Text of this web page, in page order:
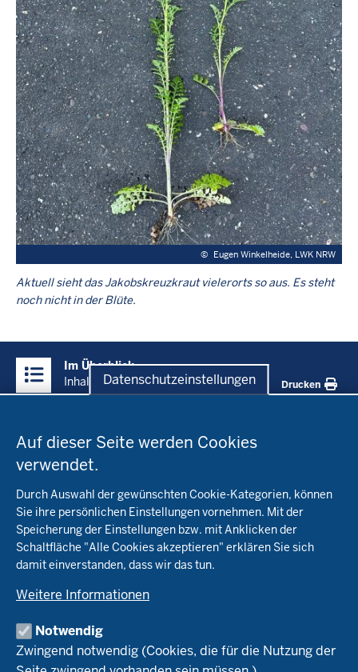
Datenschutzeinstellungen
Auf dieser Seite werden Cookies
verwendet.
Durch Auswahl der gewünschten Cookie-Kategorien, können
Sie ihre persönlichen Einstellungen vornehmen. Mit der
Speicherung der Einstellungen bzw. mit Anklicken der
Schaltfläche "Alle Cookies akzeptieren" erklären Sie sich
damit einverstanden, dass wir das tun.
Weitere Informationen
Notwendig
Zwingend notwendig (Cookies, die für die Nutzung der
© Eugen Winkelheide, LWK NRW
Aktuell sieht das Jakobskreuzkraut vielerorts so aus. Es steht
noch nicht in der Blüte.
Inhalte
Im Überblick
Inhalt
Drucken
in
der
Fachinfo
Öko-Modellregionen NRW
Pflanzenbau
Tierhaltung
Markt
Umstellung
Recht
Beratung
Landwirtschaftskammer NRW
Bioland
Naturland
Versuche
Leitbetriebe Ökologischer Landbau
Versuchsbetriebe
WRRL-Modellbetriebe
Kontakte Versuchswesen
Aktuelles
Arbeitsschwerpunkte
Forschung